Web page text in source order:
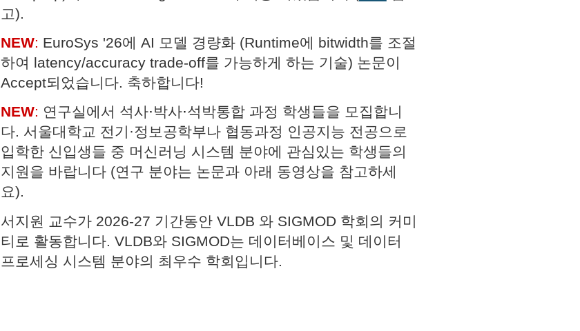
고).
NEW: EuroSys '26에 AI 모델 경량화 (Runtime에 bitwidth를 조절
하여 latency/accuracy trade-off를 가능하게 하는 기술) 논문이
Accept되었습니다. 축하합니다!
NEW: 연구실에서 석사·박사·석박통합 과정 학생들을 모집합니
다. 서울대학교 전기·정보공학부나 협동과정 인공지능 전공으로
입학한 신입생들 중 머신러닝 시스템 분야에 관심있는 학생들의
지원을 바랍니다 (연구 분야는 논문과 아래 동영상을 참고하세
요).
서지원 교수가 2026-27 기간동안 VLDB 와 SIGMOD 학회의 커미
티로 활동합니다. VLDB와 SIGMOD는 데이터베이스 및 데이터
프로세싱 시스템 분야의 최우수 학회입니다.